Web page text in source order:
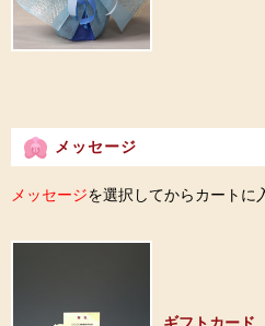
メッセージ
メッセージを選択してからカートに